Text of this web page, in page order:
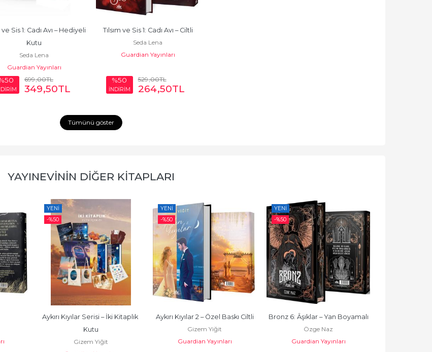
ve Sis 1: Cadı Avı – Hediyeli
Kutu
Seda Lena
Guardian Yayınları
699,00TL
349,50TL
Tılsım ve Sis 1: Cadı Avı – Ciltli
Seda Lena
Guardian Yayınları
%50
İNDİRİM
529,00TL
264,50TL
Tümünü göster
YAYINEVININ DIĞER KITAPLARI
YENI
-%50
Aykırı Kıyılar Serisi – İki Kitaplık
Kutu
Gizem Yiğit
YENI
-%50
Aykırı Kıyılar 2 – Özel Baskı Ciltli
Gizem Yiğit
Guardian Yayınları
YENI
-%50
Bronz 6: Âşıklar – Yan Boyamalı
Özge Naz
Guardian Yayınları